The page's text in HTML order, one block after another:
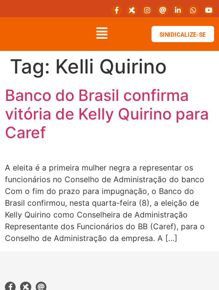
SINIDICALIZE-SE
Tag: Kelli Quirino
Banco do Brasil confirma
vitória de Kelly Quirino para
Caref
A eleita é a primeira mulher negra a representar os
funcionários no Conselho de Administração do banco
Com o fim do prazo para impugnação, o Banco do
Brasil confirmou, nesta quarta-feira (8), a eleição de
Kelly Quirino como Conselheira de Administração
Representante dos Funcionários do BB (Caref), para o
Conselho de Administração da empresa. A […]